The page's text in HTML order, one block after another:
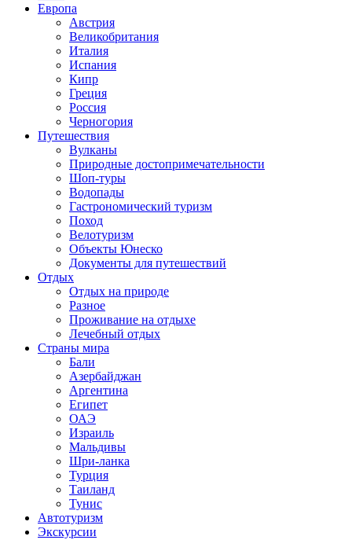
Европа
Австрия
Великобритания
Италия
Испания
Кипр
Греция
Россия
Черногория
Путешествия
Вулканы
Природные достопримечательности
Шоп-туры
Водопады
Гастрономический туризм
Поход
Велотуризм
Объекты Юнеско
Документы для путешествий
Отдых
Отдых на природе
Разное
Проживание на отдыхе
Лечебный отдых
Страны мира
Бали
Азербайджан
Аргентина
Египет
ОАЭ
Израиль
Мальдивы
Шри-ланка
Турция
Таиланд
Тунис
Автотуризм
Экскурсии